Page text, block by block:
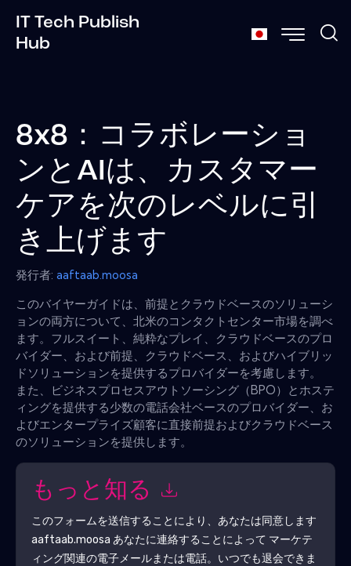
IT Tech Publish
Hub
8x8：コラボレーショ
ンとAIは、カスタマー
ケアを次のレベルに引
き上げます
発行者: aaftaab.moosa
このバイヤーガイドは、前提とクラウドベースのソリューシ
ョンの両方について、北米のコンタクトセンター市場を調べ
ます。フルスイート、純粋なプレイ、クラウドベースのプロ
バイダー、および前提、クラウドベース、およびハイブリッ
ドソリューションを提供するプロバイダーを考慮します。
また、ビジネスプロセスアウトソーシング（BPO）とホステ
ィングを提供する少数の電話会社ベースのプロバイダー、お
よびエンタープライズ顧客に直接前提およびクラウドベース
のソリューションを提供します。
もっと知る
このフォームを送信することにより、あなたは同意します
aaftaab.moosa あなたに連絡することによって マーケテ
ィング関連の電子メールまたは電話。いつでも退会できま